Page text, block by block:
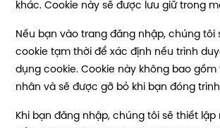
khác. Cookie này sẽ được lưu giữ trong
Nếu bạn vào trang đăng nhập, chúng tôi
cookie tạm thời để xác định nếu trình
dụng cookie. Cookie này không bao
nhân và sẽ được gỡ bỏ khi bạn đóng
Khi bạn đăng nhập, chúng tôi sẽ thiết lập